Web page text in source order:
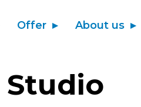
Offer About us